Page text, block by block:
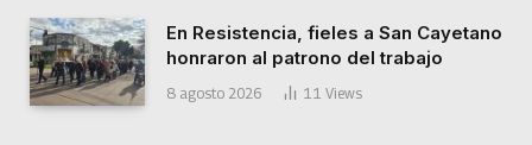
En Resistencia, fieles a San Cayetano
honraron al patrono del trabajo
8 agosto 2026 11 Views